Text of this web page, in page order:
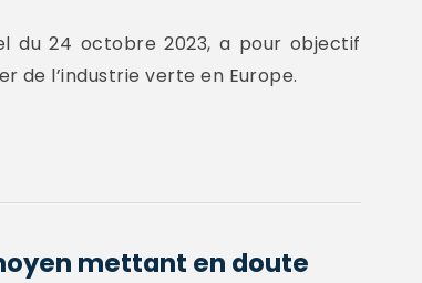
du 24 octobre 2023, a pour objectif
de l’industrie verte en Europe.
mettant en doute